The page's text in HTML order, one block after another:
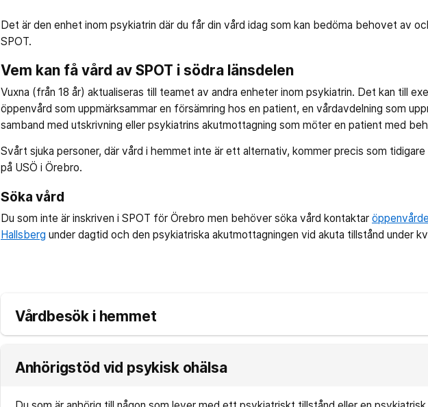
Det är den enhet inom psykiatrin där du får din vård idag som kan bedöma behovet av
SPOT.
Vem kan få vård av SPOT i södra länsdelen
Vuxna (från 18 år) aktualiseras till teamet av andra enheter inom psykiatrin. Det kan till
öppenvård som uppmärksammar en försämring hos en patient, en vårdavdelning som
samband med utskrivning eller psykiatrins akutmottagning som möter en patient med
Svårt sjuka personer, där vård i hemmet inte är ett alternativ, kommer precis som
på USÖ i Örebro.
Söka vård
Du som inte är inskriven i SPOT för Örebro men behöver söka vård kontaktar
Hallsberg under dagtid och den psykiatriska akutmottagningen vid akuta tillstånd under
Vårdbesök i hemmet
Anhörigstöd vid psykisk ohälsa